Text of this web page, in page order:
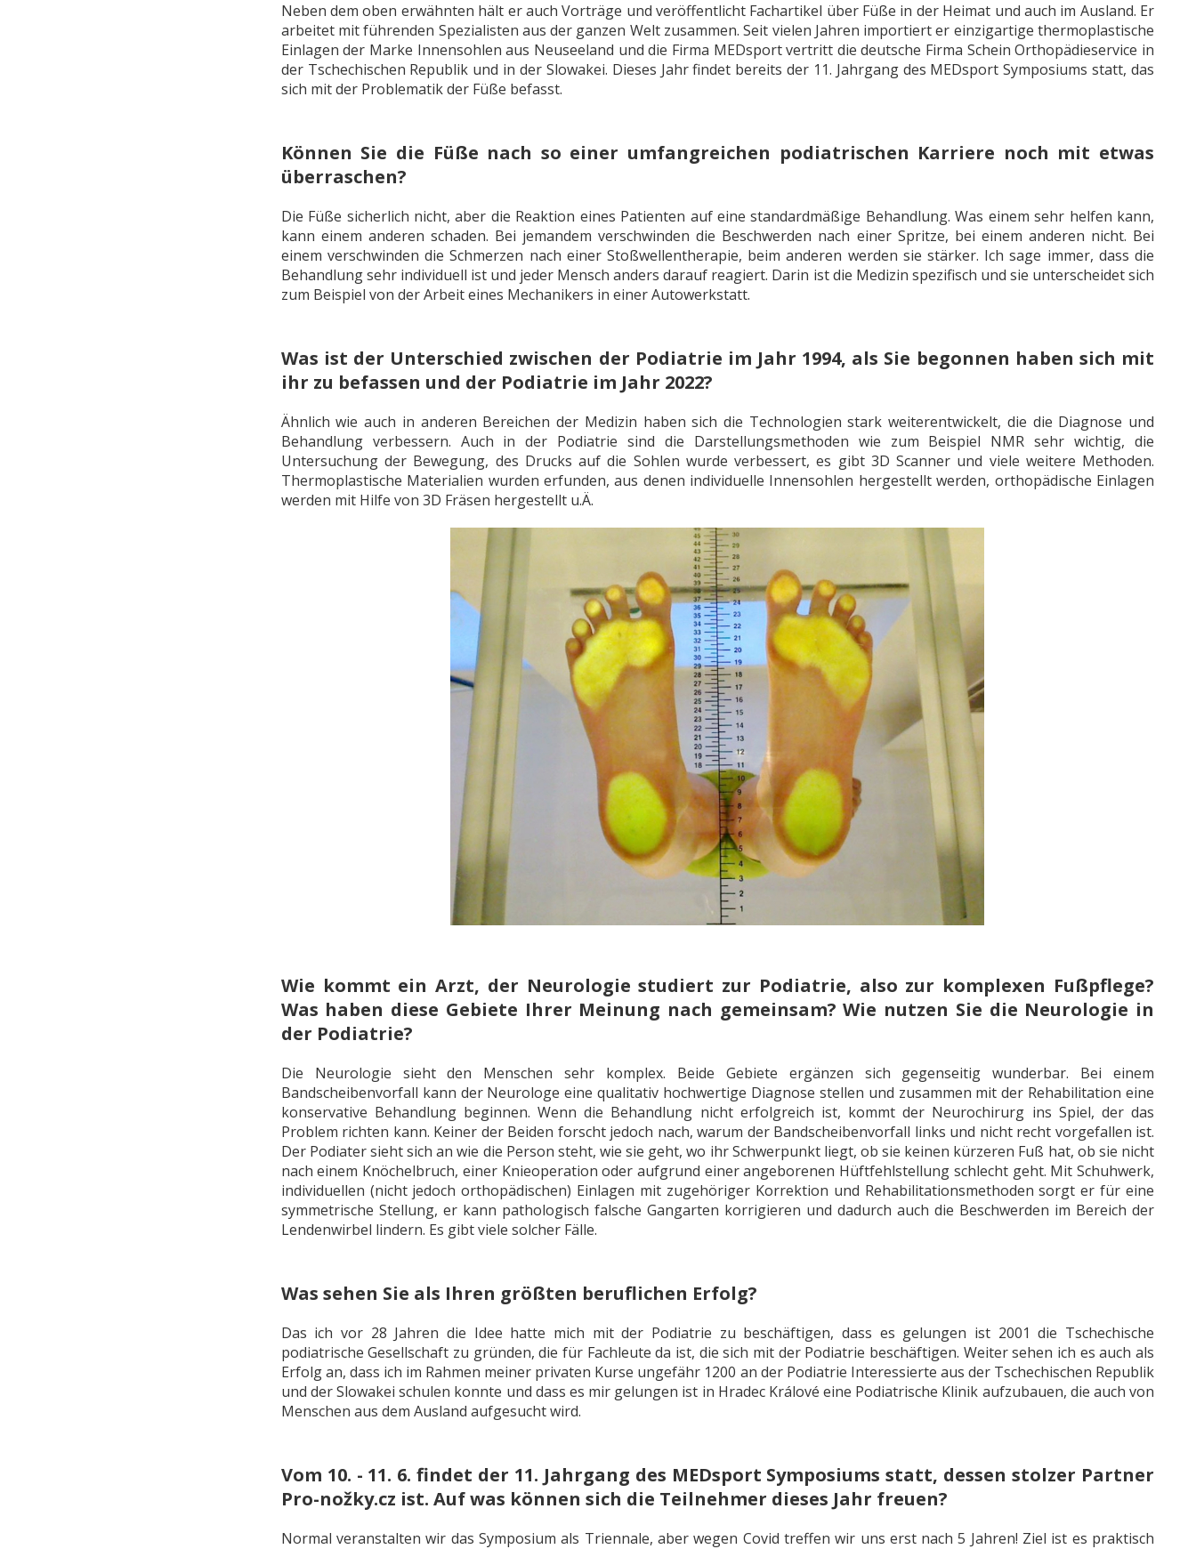
Neben dem oben erwähnten hält er auch Vorträge und veröffentlicht Fachartikel über Füße in der Heimat und auch im Ausland. Er
arbeitet mit führenden Spezialisten aus der ganzen Welt zusammen. Seit vielen Jahren importiert er einzigartige thermoplastische
Einlagen der Marke Innensohlen aus Neuseeland und die Firma MEDsport vertritt die deutsche Firma Schein Orthopädieservice in
der Tschechischen Republik und in der Slowakei. Dieses Jahr findet bereits der 11. Jahrgang des MEDsport Symposiums statt, das
sich mit der Problematik der Füße befasst.
Können Sie die Füße nach so einer umfangreichen podiatrischen Karriere noch mit etwas
überraschen?
Die Füße sicherlich nicht, aber die Reaktion eines Patienten auf eine standardmäßige Behandlung. Was einem sehr helfen kann,
kann einem anderen schaden. Bei jemandem verschwinden die Beschwerden nach einer Spritze, bei einem anderen nicht. Bei
einem verschwinden die Schmerzen nach einer Stoßwellentherapie, beim anderen werden sie stärker. Ich sage immer, dass die
Behandlung sehr individuell ist und jeder Mensch anders darauf reagiert. Darin ist die Medizin spezifisch und sie unterscheidet sich
zum Beispiel von der Arbeit eines Mechanikers in einer Autowerkstatt.
Was ist der Unterschied zwischen der Podiatrie im Jahr 1994, als Sie begonnen haben sich mit
ihr zu befassen und der Podiatrie im Jahr 2022?
Ähnlich wie auch in anderen Bereichen der Medizin haben sich die Technologien stark weiterentwickelt, die die Diagnose und
Behandlung verbessern. Auch in der Podiatrie sind die Darstellungsmethoden wie zum Beispiel NMR sehr wichtig, die
Untersuchung der Bewegung, des Drucks auf die Sohlen wurde verbessert, es gibt 3D Scanner und viele weitere Methoden.
Thermoplastische Materialien wurden erfunden, aus denen individuelle Innensohlen hergestellt werden, orthopädische Einlagen
werden mit Hilfe von 3D Fräsen hergestellt u.Ä.
Wie kommt ein Arzt, der Neurologie studiert zur Podiatrie, also zur komplexen Fußpflege?
Was haben diese Gebiete Ihrer Meinung nach gemeinsam? Wie nutzen Sie die Neurologie in
der Podiatrie?
Die Neurologie sieht den Menschen sehr komplex. Beide Gebiete ergänzen sich gegenseitig wunderbar. Bei einem
Bandscheibenvorfall kann der Neurologe eine qualitativ hochwertige Diagnose stellen und zusammen mit der Rehabilitation eine
konservative Behandlung beginnen. Wenn die Behandlung nicht erfolgreich ist, kommt der Neurochirurg ins Spiel, der das
Problem richten kann. Keiner der Beiden forscht jedoch nach, warum der Bandscheibenvorfall links und nicht recht vorgefallen ist.
Der Podiater sieht sich an wie die Person steht, wie sie geht, wo ihr Schwerpunkt liegt, ob sie keinen kürzeren Fuß hat, ob sie nicht
nach einem Knöchelbruch, einer Knieoperation oder aufgrund einer angeborenen Hüftfehlstellung schlecht geht. Mit Schuhwerk,
individuellen (nicht jedoch orthopädischen) Einlagen mit zugehöriger Korrektion und Rehabilitationsmethoden sorgt er für eine
symmetrische Stellung, er kann pathologisch falsche Gangarten korrigieren und dadurch auch die Beschwerden im Bereich der
Lendenwirbel lindern. Es gibt viele solcher Fälle.
Was sehen Sie als Ihren größten beruflichen Erfolg?
Das ich vor 28 Jahren die Idee hatte mich mit der Podiatrie zu beschäftigen, dass es gelungen ist 2001 die Tschechische
podiatrische Gesellschaft zu gründen, die für Fachleute da ist, die sich mit der Podiatrie beschäftigen. Weiter sehen ich es auch als
Erfolg an, dass ich im Rahmen meiner privaten Kurse ungefähr 1200 an der Podiatrie Interessierte aus der Tschechischen Republik
und der Slowakei schulen konnte und dass es mir gelungen ist in Hradec Králové eine Podiatrische Klinik aufzubauen, die auch von
Menschen aus dem Ausland aufgesucht wird.
Vom 10. - 11. 6. findet der 11. Jahrgang des MEDsport Symposiums statt, dessen stolzer Partner
Pro-nožky.cz ist. Auf was können sich die Teilnehmer dieses Jahr freuen?
Normal veranstalten wir das Symposium als Triennale, aber wegen Covid treffen wir uns erst nach 5 Jahren! Ziel ist es praktisch